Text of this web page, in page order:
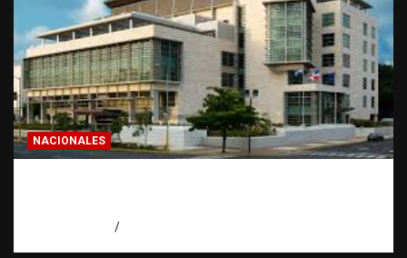
NACIONALES